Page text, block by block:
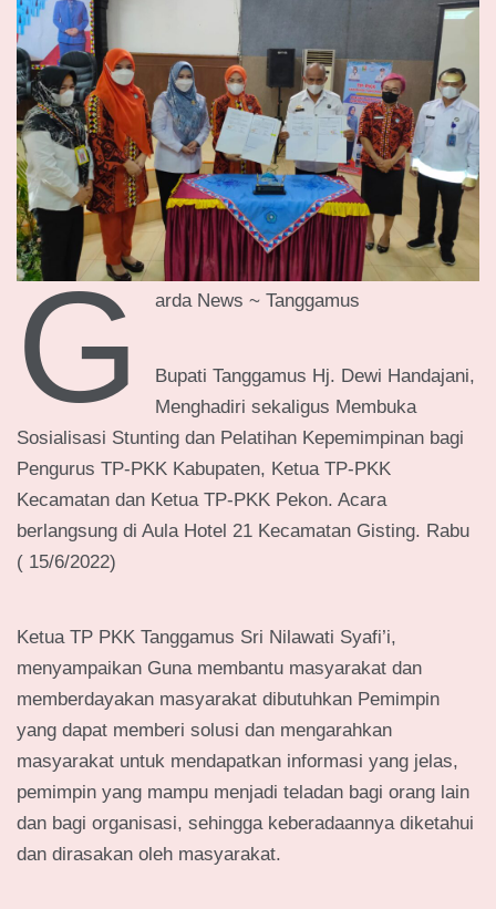
G arda News ~ Tanggamus
Bupati Tanggamus Hj. Dewi Handajani,
Menghadiri sekaligus Membuka
Sosialisasi Stunting dan Pelatihan Kepemimpinan bagi
Pengurus TP-PKK Kabupaten, Ketua TP-PKK
Kecamatan dan Ketua TP-PKK Pekon. Acara
berlangsung di Aula Hotel 21 Kecamatan Gisting. Rabu
( 15/6/2022)
Ketua TP PKK Tanggamus Sri Nilawati Syafi’i,
menyampaikan Guna membantu masyarakat dan
memberdayakan masyarakat dibutuhkan Pemimpin
yang dapat memberi solusi dan mengarahkan
masyarakat untuk mendapatkan informasi yang jelas,
pemimpin yang mampu menjadi teladan bagi orang lain
dan bagi organisasi, sehingga keberadaannya diketahui
dan dirasakan oleh masyarakat.